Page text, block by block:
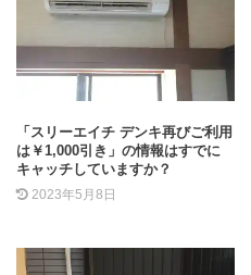
「スリーエイチ デンキ再びご利用
は￥1,000引き」の情報はすでに
キャッチしていますか？
2023年5月8日